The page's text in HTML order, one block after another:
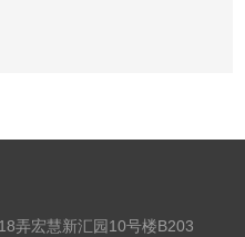
梯磁性开关、气缸传感器等
弄宏慧新汇园10号楼B203